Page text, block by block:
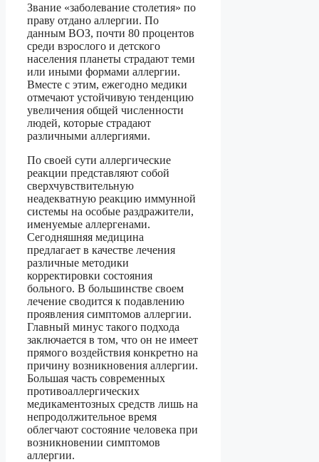
Звание «заболевание столетия» по
праву отдано аллергии. По
данным ВОЗ, почти 80 процентов
среди взрослого и детского
населения планеты страдают теми
или иными формами аллергии.
Вместе с этим, ежегодно медики
отмечают устойчивую тенденцию
увеличения общей численности
людей, которые страдают
различными аллергиями.
По своей сути аллергические
реакции представляют собой
сверхчувствительную
неадекватную реакцию иммунной
системы на особые раздражители,
именуемые аллергенами.
Сегодняшняя медицина
предлагает в качестве лечения
различные методики
корректировки состояния
больного. В большинстве своем
лечение сводится к подавлению
проявления симптомов аллергии.
Главный минус такого подхода
заключается в том, что он не имеет
прямого воздействия конкретно на
причину возникновения аллергии.
Большая часть современных
противоаллергических
медикаментозных средств лишь на
непродолжительное время
облегчают состояние человека при
возникновении симптомов
аллергии.